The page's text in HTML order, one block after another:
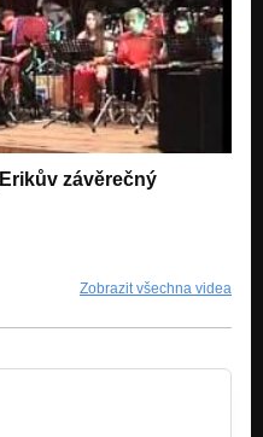
závěrečný
Zobrazit všechna videa